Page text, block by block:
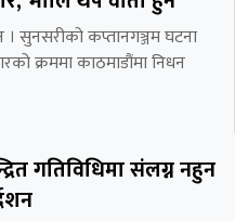
। सुनसरीको कप्तानगञ्जम घटना
क्रममा काठमाडौंमा निधन
गतिविधिमा संलग्न नहुन